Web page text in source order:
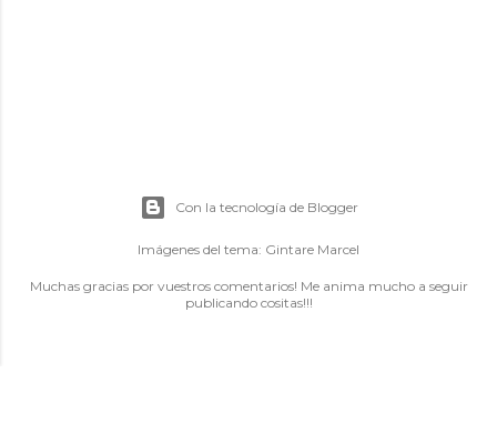
Con la tecnología de Blogger
Imágenes del tema: Gintare Marcel
Muchas gracias por vuestros comentarios! Me anima mucho a seguir
publicando cositas!!!